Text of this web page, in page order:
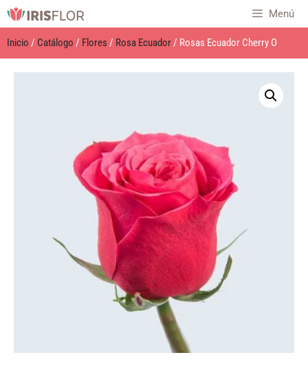
Menú
Inicio / Catálogo / Flores / Rosa Ecuador/ Rosas Ecuador Cherry O